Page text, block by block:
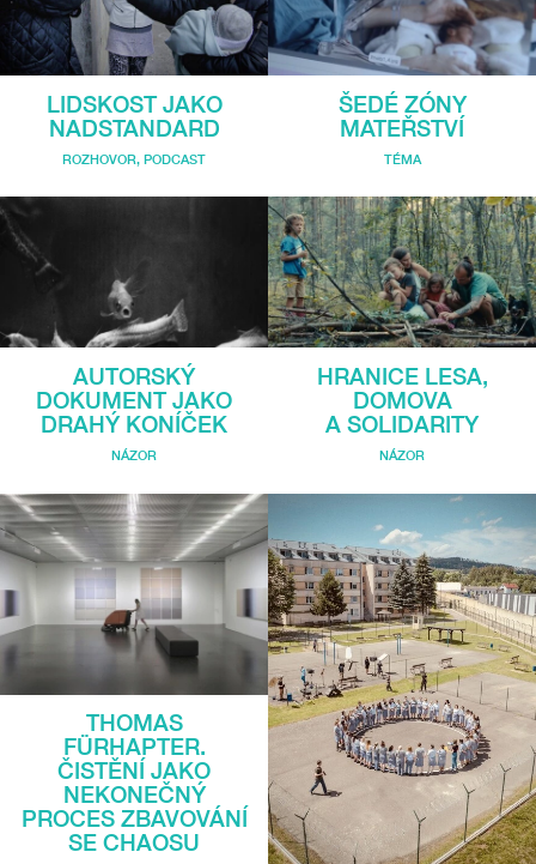
LIDSKOST JAKO
NADSTANDARD
ROZHOVOR, PODCAST
AUTORSKÝ
DOKUMENT JAKO
DRAHÝ KONÍČEK
NÁZOR
THOMAS
FÜRHAPTER.
ČISTĚNÍ JAKO
NEKONEČNÝ
PROCES ZBAVOVÁNÍ
SE CHAOSU
ŠEDÉ ZÓNY
MATEŘSTVÍ
TÉMA
HRANICE LESA,
DOMOVA
A SOLIDARITY
NÁZOR